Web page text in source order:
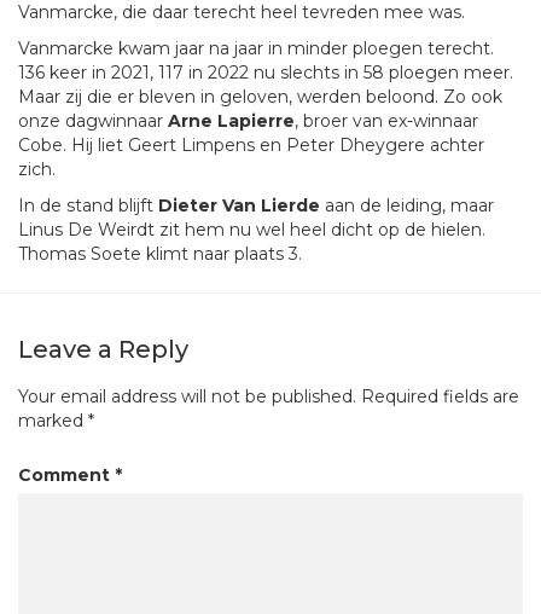
Vanmarcke, die daar terecht heel tevreden mee was.
Vanmarcke kwam jaar na jaar in minder ploegen terecht.
136 keer in 2021, 117 in 2022 nu slechts in 58 ploegen meer.
Maar zij die er bleven in geloven, werden beloond. Zo ook
onze dagwinnaar Arne Lapierre, broer van ex-winnaar
Cobe. Hij liet Geert Limpens en Peter Dheygere achter
zich.
In de stand blijft Dieter Van Lierde aan de leiding, maar
Linus De Weirdt zit hem nu wel heel dicht op de hielen.
Thomas Soete klimt naar plaats 3.
Leave a Reply
Your email address will not be published. Required fields are
marked *
Comment *